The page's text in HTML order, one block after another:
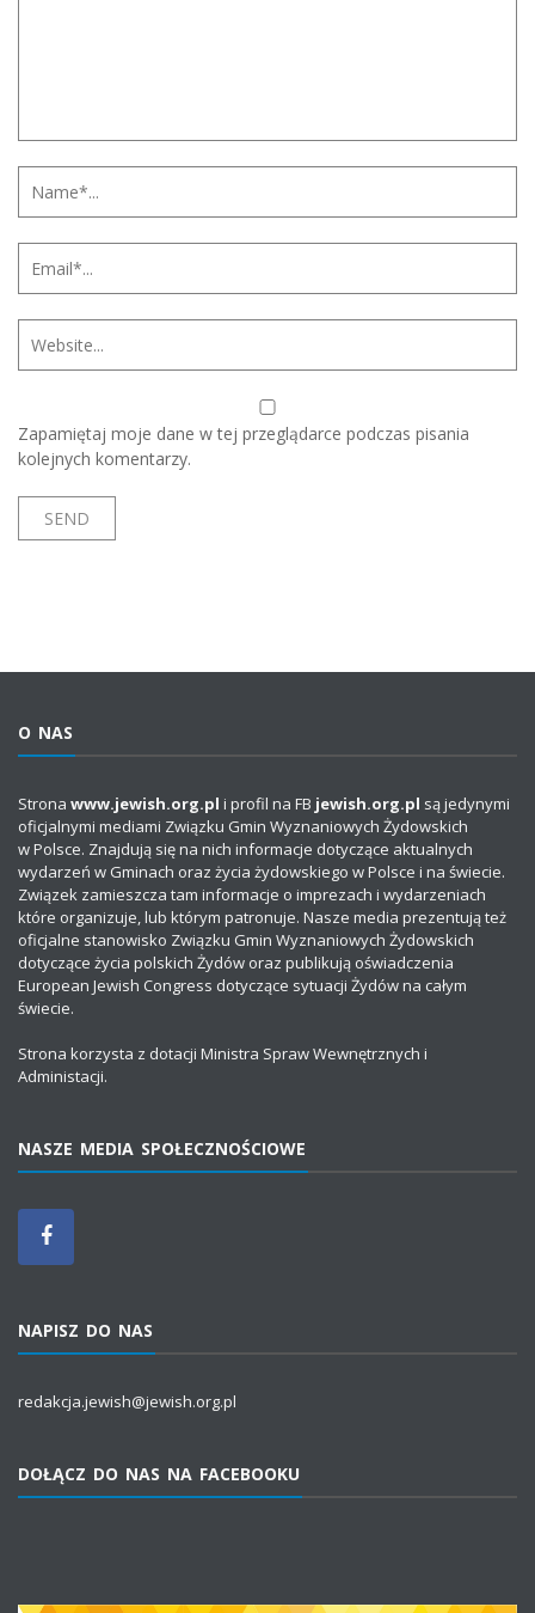
Zapamiętaj moje dane w tej przeglądarce podczas pisania
kolejnych komentarzy.
O NAS
Strona www.jewish.org.pl i profil na FB jewish.org.pl są jedynymi
oficjalnymi mediami Związku Gmin Wyznaniowych Żydowskich
w Polsce. Znajdują się na nich informacje dotyczące aktualnych
wydarzeń w Gminach oraz życia żydowskiego w Polsce i na świecie.
Związek zamieszcza tam informacje o imprezach i wydarzeniach
które organizuje, lub którym patronuje. Nasze media prezentują też
oficjalne stanowisko Związku Gmin Wyznaniowych Żydowskich
dotyczące życia polskich Żydów oraz publikują oświadczenia
European Jewish Congress dotyczące sytuacji Żydów na całym
świecie.
Strona korzysta z dotacji Ministra Spraw Wewnętrznych i
Administacji.
NASZE MEDIA SPOŁECZNOŚCIOWE
NAPISZ DO NAS
redakcja.jewish@jewish.org.pl
DOŁĄCZ DO NAS NA FACEBOOKU